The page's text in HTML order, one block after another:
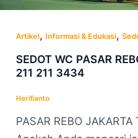
Artikel, Informasi & Edukasi,
SEDOT WC PASAR
211 211 3434
Herifianto
PASAR REBO